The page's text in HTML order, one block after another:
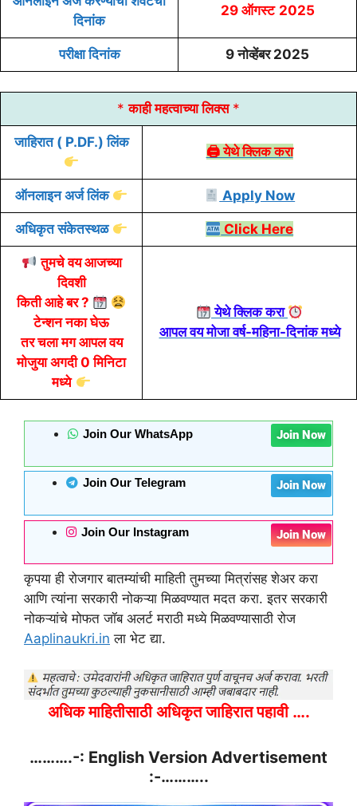
दिनांक
29 ऑगस्ट 2025
परीक्षा दिनांक 9 नोव्हेंबर 2025
*काही महत्वाच्या लिक्स*
जाहिरात ( P.DF.) लिंक
🖨 येथे क्लिक करा
ऑनलाइनअर्जलिंक Apply Now
अधिकृत संकेतस्थळ Click Here
तुमचे वय आजच्या
दिवशी
किती आहे बर ?
टेन्शन नका घेऊ
तर चला मग आपल वय
मोजुया अगदी 0 मिनिटा
मध्ये
येथे क्लिक करा
आपल वय मोजा वर्ष-महिना-दिनांक मध्ये
Join Our WhatsApp Join Now
Join Our Telegram Join Now
Join Our Instagram Join Now
कृपया ही रोजगार बातम्यांची माहिती तुमच्या मित्रांसह शेअर करा
आणि त्यांना सरकारी नोकऱ्या मिळवण्यात मदत करा. इतर सरकारी
नोकऱ्यांचे मोफत जॉब अलर्ट मराठी मध्ये मिळवण्यासाठी रोज
Aaplinaukri.in ला भेट द्या.
अधिक माहितीसाठी अधिकृत जाहिरात पहावी ….
……….-: English Version Advertisement
:-………..